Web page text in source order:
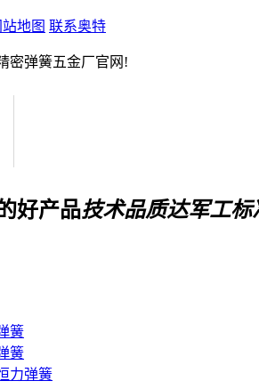
站地图 联系奥特
密弹簧五金厂官网!
好产品技术品质达军工标
簧
簧
力弹簧